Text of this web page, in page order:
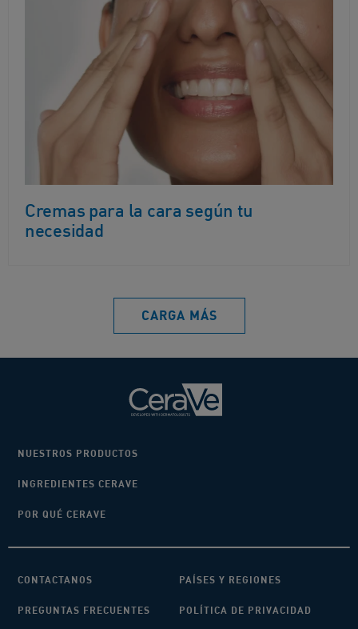
Cremas para la cara según tu
necesidad
CARGA MÁS
NUESTROS PRODUCTOS
INGREDIENTES CERAVE
POR QUÉ CERAVE
CONTACTANOS PAÍSES Y REGIONES
PREGUNTAS FRECUENTES POLÍTICA DE PRIVACIDAD